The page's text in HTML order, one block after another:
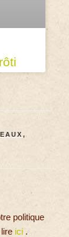
,
politique
ici .